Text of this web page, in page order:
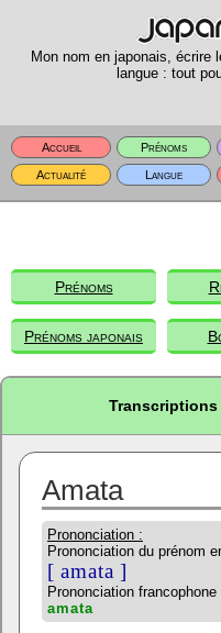
Mon nom en japonais, écrire
langue : tout
Accueil Prénoms
Actualité
Langue
Prénoms
Prénoms japonais
Transcriptions
Amata
Prononciation :
Prononciation du prénom
[ amata ]
Prononciation
amata